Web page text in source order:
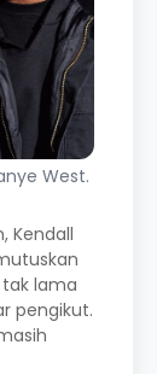
West.
Kendall
lama
pengikut.